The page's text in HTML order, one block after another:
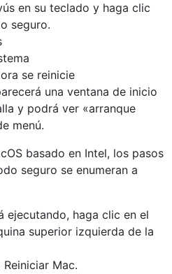
en su teclado y haga clic
seguro.
se reinicie
una ventana de inicio
y podrá ver «arranque
menú.
basado en Intel, los pasos
seguro se enumeran a
ejecutando, haga clic en el
superior izquierda de la
Mac.